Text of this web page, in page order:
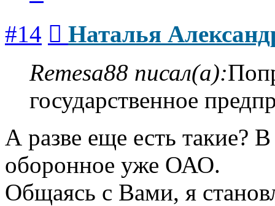
#14
Наталья
Remesa88 писал(а):
государственное
А разве еще есть такие?
оборонное уже ОАО.
Общаясь с Вами, я